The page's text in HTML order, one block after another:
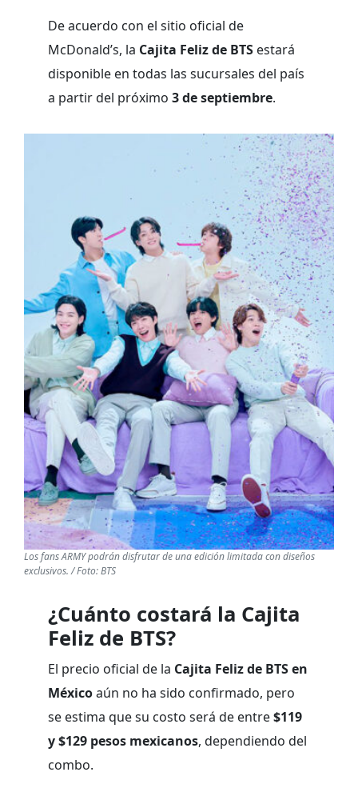
De acuerdo con el sitio oficial de
McDonald’s, la Cajita Feliz de BTS estará
disponible en todas las sucursales del país
a partir del próximo 3 de septiembre.
Los fans ARMY podrán disfrutar de una edición limitada con diseños
exclusivos. / Foto: BTS
¿Cuánto costará la Cajita
Feliz de BTS?
El precio oficial de la Cajita Feliz de BTS en
Méxicoaún no ha sido confirmado, pero
se estima que su costo será de entre$119
y $129 pesos mexicanos, dependiendo del
combo.